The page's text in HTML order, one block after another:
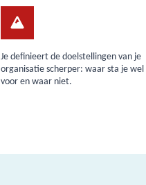
Je definieert de doelstellingen van je
organisatie scherper: waar sta je wel
voor en waar niet.